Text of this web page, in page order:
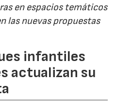
en espacios temáticos
las nuevas propuestas
infantiles
actualizan su